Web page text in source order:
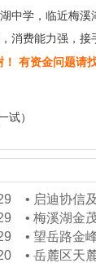
中学，临近梅
消费能力强，
有资金问题请
试）
• 启迪协信
• 梅溪湖金
• 望岳路金
• 岳麓区天